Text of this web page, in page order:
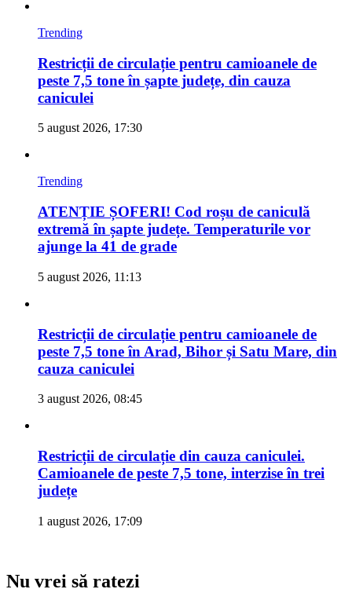
Trending
Restricții de circulație pentru camioanele de
peste 7,5 tone în șapte județe, din cauza
caniculei
5 august 2026, 17:30
Trending
ATENȚIE ȘOFERI! Cod roșu de caniculă
extremă în șapte județe. Temperaturile vor
ajunge la 41 de grade
5 august 2026, 11:13
Restricții de circulație pentru camioanele de
peste 7,5 tone în Arad, Bihor și Satu Mare, din
cauza caniculei
3 august 2026, 08:45
Restricții de circulație din cauza caniculei.
Camioanele de peste 7,5 tone, interzise în trei
județe
1 august 2026, 17:09
Nu vrei să ratezi